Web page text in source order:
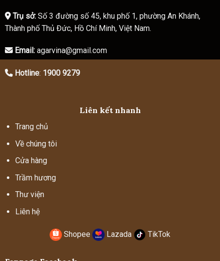
Trụ sở: Số 3 đường số 45, khu phố 1, phường An Khánh,
Thành phố Thủ Đức, Hồ Chí Minh, Việt Nam.
Email: agarvina@gmail.com
Hotline: 1900 9279
Liên kết nhanh
Trang chủ
Về chúng tôi
Cửa hàng
Trầm hương
Thư viện
Liên hệ
Shopee Lazada TikTok